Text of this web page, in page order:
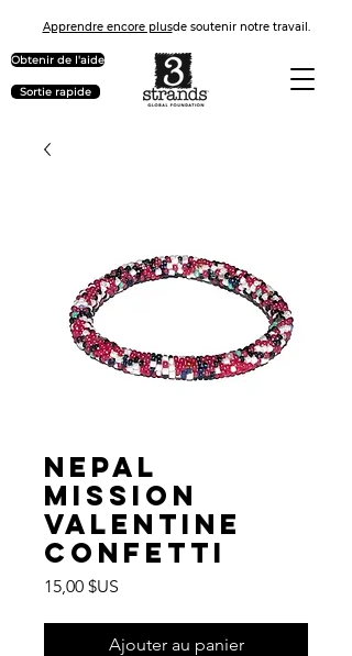
Apprendre encore plusde soutenir notre travail.
Obtenir de l'aide
Sortie rapide
Nepal
Mission
Valentine
Confetti
15,00 $US
Ajouter au panier